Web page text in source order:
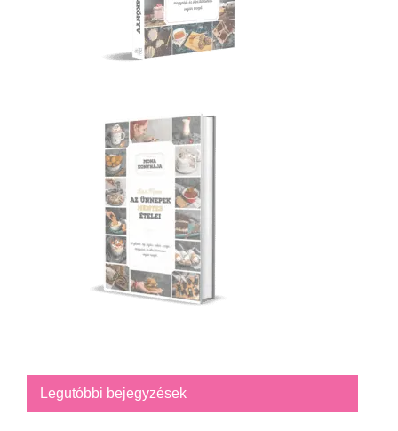
Legutóbbi bejegyzések